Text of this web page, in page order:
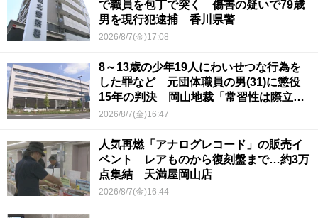
で職員を包丁で突く 傷害の疑いで79歳
男を現行犯逮捕 香川県警
2026/8/7(金)17:08
8～13歳の少年19人にわいせつな行為を
した罪など 元団体職員の男(31)に懲役
15年の判決 岡山地裁「常習性は際立っ
ていて被害結果も非常に重い」
2026/8/7(金)16:47
人気再燃「アナログレコード」の販売イ
ベント レアものから復刻盤まで…約3万
点集結 天満屋岡山店
2026/8/7(金)16:44